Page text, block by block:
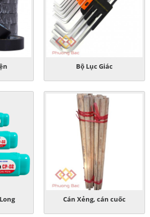
Bộ Lục Giác
Cán Xẻng, cán cuốc